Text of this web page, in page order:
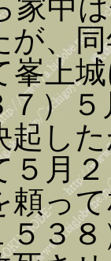
家中
が、
峯上
）
起し
５月
頼っ
５３